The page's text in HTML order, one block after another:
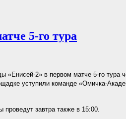
5-го тура
«Енисей-2» в первом матче 5-го тура
уступили команде «Омичка-
завтра также в 15:00.